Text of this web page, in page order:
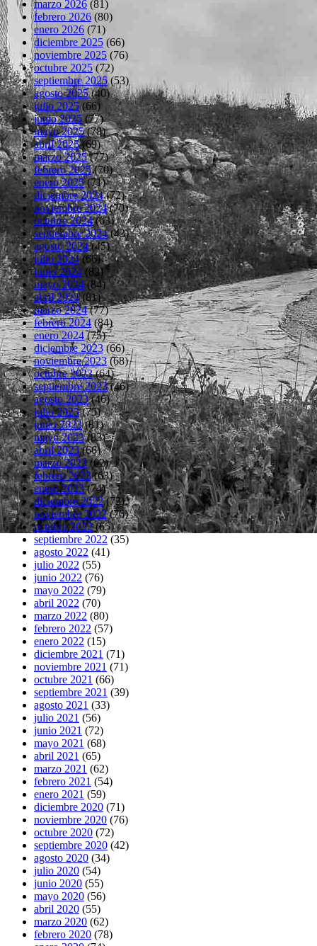
marzo 2026 (81)
febrero 2026 (80)
enero 2026 (71)
diciembre 2025 (66)
noviembre 2025 (76)
octubre 2025(72)
septiembre 2025(53)
agosto 2025(40)
julio 2025(66)
junio 2025 (77)
mayo 2025(78)
abril 2025(69)
marzo 2025(77)
febrero 2025(70)
enero 2025(71)
diciembre 2024(72)
noviembre 2024(70)
octubre 2024(63)
septiembre 2024(43)
agosto 2024(45)
julio 2024(66)
junio 2024 (82)
mayo 2024 (84)
abril 2024(81)
marzo 2024(77)
febrero 2024(84)
enero 2024(75)
diciembre 2023(66)
noviembre 2023(68)
octubre 2023(64)
septiembre 2023(46)
agosto 2023(46)
julio 2023(75)
junio 2023(81)
mayo 2023(83)
abril 2023(66)
marzo 2023(62)
febrero 2023(63)
enero 2023(74)
diciembre 2022(73)
noviembre 2022(76)
octubre 2022(65)
septiembre 2022 (35)
agosto 2022 (41)
julio 2022 (55)
junio 2022 (76)
mayo 2022 (79)
abril 2022 (70)
marzo 2022 (80)
febrero 2022 (57)
enero 2022 (15)
diciembre 2021 (71)
noviembre 2021 (71)
octubre 2021 (66)
septiembre 2021 (39)
agosto 2021 (33)
julio 2021 (56)
junio 2021 (72)
mayo 2021 (68)
abril 2021 (65)
marzo 2021 (62)
febrero 2021 (54)
enero 2021 (59)
diciembre 2020 (71)
noviembre 2020 (76)
octubre 2020 (72)
septiembre 2020 (42)
agosto 2020 (34)
julio 2020 (54)
junio 2020 (55)
mayo 2020 (56)
abril 2020 (55)
marzo 2020 (62)
febrero 2020 (78)